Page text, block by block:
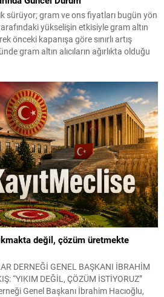
sürüyor; gram ve ons fiyatları bugün yön
yükselişin etkisiyle gram altın
önceki kapanışa göre sınırlı artış
gram altın alıcıların ağırlıkta olduğu
değil, çözüm üretmekte
DERNEĞİ GENEL BAŞKANI İBRAHİM
“YIKIM DEĞİL, ÇÖZÜM İSTİYORUZ”
Genel Başkanı İbrahim Hacıoğlu,